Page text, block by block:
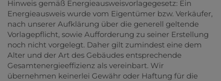
Hinweis gemäß Energieausweisvorlagegesetz: Ein
Energieausweis wurde vom Eigentümer bzw. Verkäufer,
nach unserer Aufklärung über die generell geltende
Vorlagepflicht, sowie Aufforderung zu seiner Erstellung
noch nicht vorgelegt. Daher gilt zumindest eine dem
Alter und der Art des Gebäudes entsprechende
Gesamtenergieeffizienz als vereinbart. Wir
übernehmen keinerlei Gewähr oder Haftung für die